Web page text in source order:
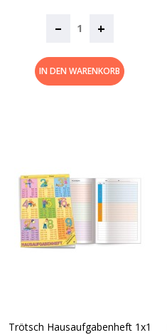
– +
IN DEN WARENKORB
Trötsch Hausaufgabenheft 1x1